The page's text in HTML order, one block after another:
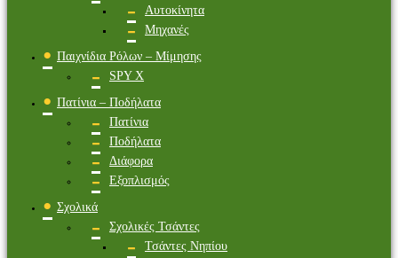
Αυτοκίνητα
Μηχανές
Παιχνίδια Ρόλων – Μίμησης
SPY X
Πατίνια – Ποδήλατα
Πατίνια
Ποδήλατα
Διάφορα
Εξοπλισμός
Σχολικά
Σχολικές Τσάντες
Τσάντες Νηπίου